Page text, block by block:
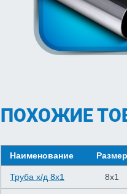
ПОХОЖИЕ
Наименование Размер
Труба х/д 8x1 8x1